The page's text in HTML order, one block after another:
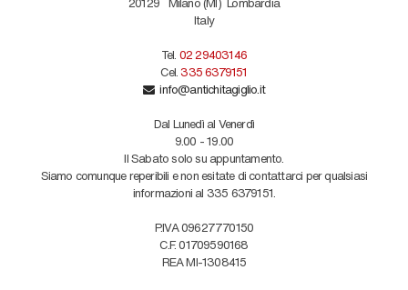
Italy
Tel. 02 29403146
Cel. 335 6379151
info@antichitagiglio.it
Dal Lunedì al Venerdì
9.00 - 19.00
Il Sabato solo su appuntamento.
Siamo comunque reperibili e non esitate di contattarci per qualsiasi
informazioni al 335 6379151.
P.IVA 09627770150
C.F. 01709590168
REA MI-1308415